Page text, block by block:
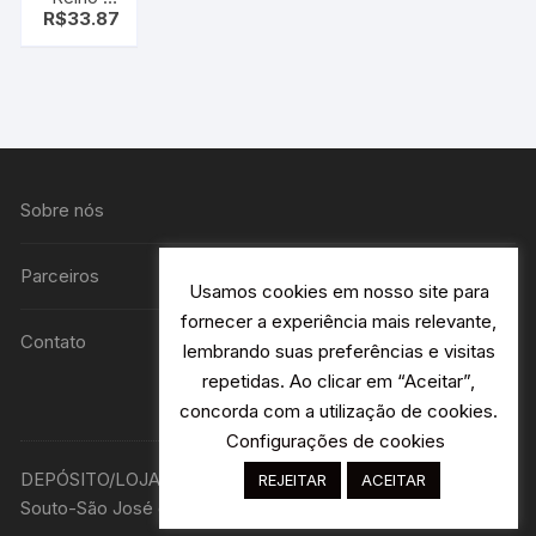
Série
R$33.87
Sobre nós
Parceiros
Contato
DEPÓSITO/LOJA R. Avião Bandeirantes 115 H2- Jardim
Souto-São José dos Campos - SP Designer:
Usamos cookies em nosso site para
fornecer a experiência mais relevante,
lembrando suas preferências e visitas
repetidas. Ao clicar em “Aceitar”,
concorda com a utilização de cookies.
Configurações de cookies
REJEITAR ACEITAR